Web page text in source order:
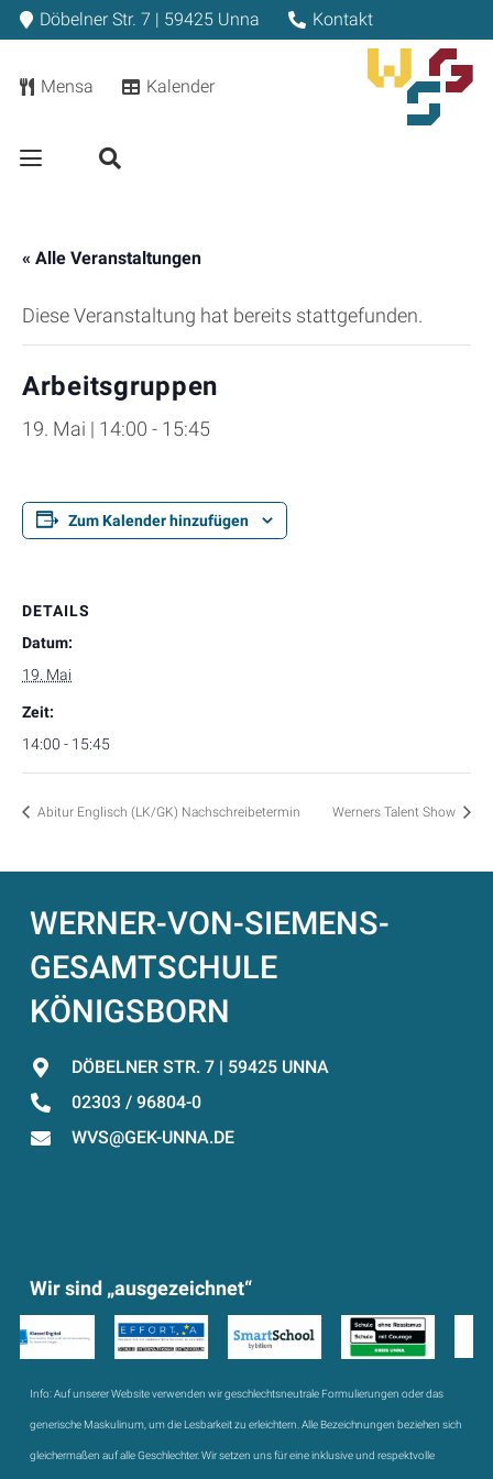
Döbelner Str. 7 | 59425 Unna Kontakt
Mensa Kalender
« Alle Veranstaltungen
Diese Veranstaltung hat bereits stattgefunden.
Arbeitsgruppen
19. Mai | 14:00 - 15:45
Zum Kalender hinzufügen
DETAILS
Datum:
19. Mai
Zeit:
14:00 - 15:45
Abitur Englisch (LK/GK) Nachschreibetermin Werners Talent Show
WERNER-VON-SIEMENS-
GESAMTSCHULE
KÖNIGSBORN
DÖBELNER STR. 7 | 59425 UNNA
02303 / 96804-0
WVS@GEK-UNNA.DE
Wir sind „ausgezeichnet“
Info:Auf unserer Website verwenden wir geschlechtsneutrale Formulierungen oder das
generische Maskulinum, um die Lesbarkeit zu erleichtern. Alle Bezeichnungen beziehen sich
gleichermaßen auf alle Geschlechter. Wir setzen uns für eine inklusive und respektvolle